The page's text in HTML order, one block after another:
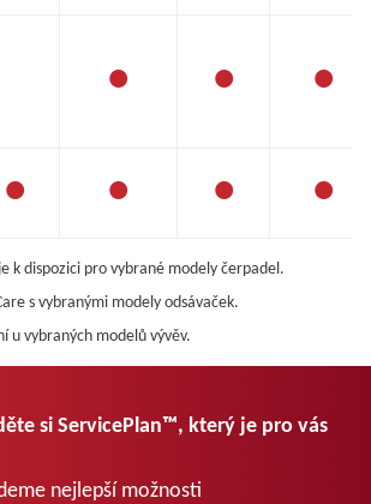
• • •
• • • •
k dispozici pro vybrané modely čerpadel.
s vybranými modely odsávaček.
u vybraných modelů vývěv.
si ServicePlan™, který je pro vás
nejlepší možnosti